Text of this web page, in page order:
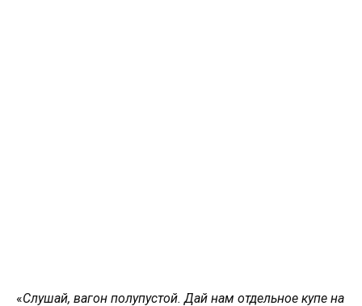
«Слушай, вагон полупустой. Дай нам отдельное купе на